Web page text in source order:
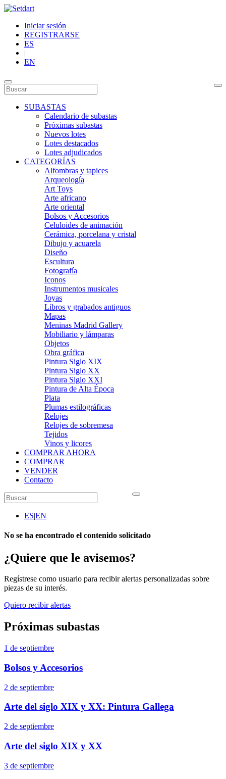
Iniciar sesión
REGISTRARSE
ES
|
EN
SUBASTAS
Calendario de subastas
Próximas subastas
Nuevos lotes
Lotes destacados
Lotes adjudicados
CATEGORÍAS
Alfombras y tapices
Arqueología
Art Toys
Arte africano
Arte oriental
Bolsos y Accesorios
Celuloides de animación
Cerámica, porcelana y cristal
Dibujo y acuarela
Diseño
Escultura
Fotografía
Iconos
Instrumentos musicales
Joyas
Libros y grabados antiguos
Mapas
Meninas Madrid Gallery
Mobiliario y lámparas
Objetos
Obra gráfica
Pintura Siglo XIX
Pintura Siglo XX
Pintura Siglo XXI
Pintura de Alta Época
Plata
Plumas estilográficas
Relojes
Relojes de sobremesa
Tejidos
Vinos y licores
COMPRAR AHORA
COMPRAR
VENDER
Contacto
ES|EN
No se ha encontrado el contenido solicitado
¿Quiere que le avisemos?
Regístrese como usuario para recibir alertas personalizadas sobre
piezas de su interés.
Quiero recibir alertas
Próximas subastas
1 de septiembre
Bolsos y Accesorios
2 de septiembre
Arte del siglo XIX y XX: Pintura Gallega
2 de septiembre
Arte del siglo XIX y XX
3 de septiembre